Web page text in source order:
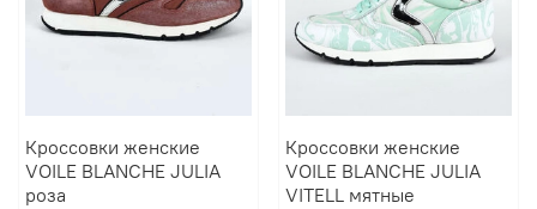
Кроссовки женские
VOILE BLANCHE JULIA
роза
Кроссовки женские
VOILE BLANCHE JULIA
VITELL мятные